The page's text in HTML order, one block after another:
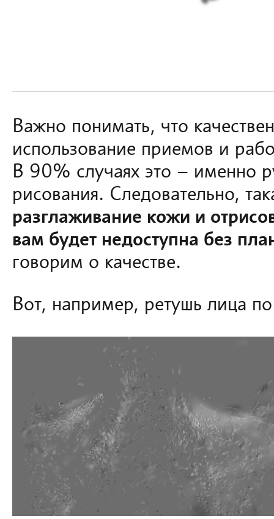
Важно понимать, что
использование приемов и
В 90% случаях это – именно
рисования. Следовательно,
разглаживание кожи и
вам будет недоступна без
говорим о качестве.
Вот, например, ретушь лица